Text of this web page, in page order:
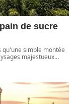
de sucre
qu'une simple montée
majestueux…